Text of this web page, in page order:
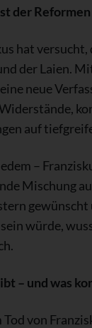
der
hat
der Laien.
neue
auf
–
Mischung
gewünscht
würde,
– und was
von